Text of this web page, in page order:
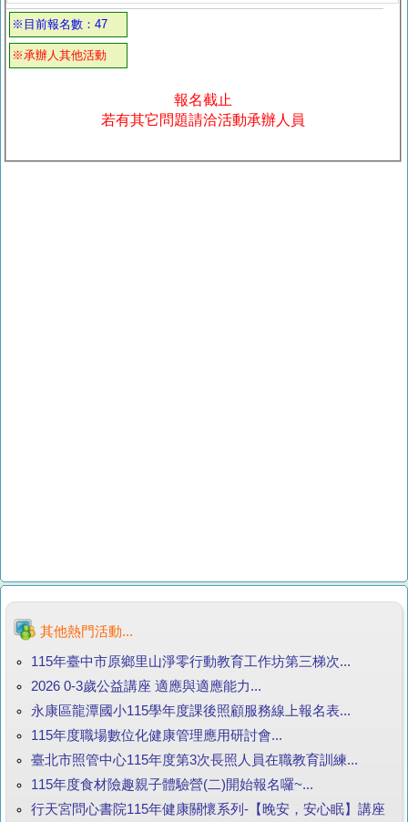
※目前報名數：47
※承辦人其他活動
報名截止
若有其它問題請洽活動承辦人員
其他熱門活動...
115年臺中市原鄉里山淨零行動教育工作坊第三梯次...
2026 0-3歲公益講座 適應與適應能力...
永康區龍潭國小115學年度課後照顧服務線上報名表...
115年度職場數位化健康管理應用研討會...
臺北市照管中心115年度第3次長照人員在職教育訓練...
115年度食材險趣親子體驗營(二)開始報名囉~...
行天宮問心書院115年健康關懷系列-【晚安，安心眠】講座